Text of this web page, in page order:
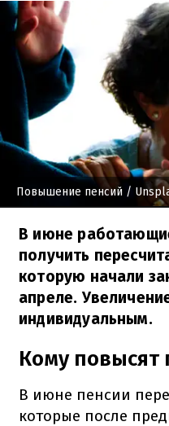
Повышение пенсий /
В июне
получить
которую начали
апреле.
индивидуальным.
Кому повысят
В июне пенсии
которые после